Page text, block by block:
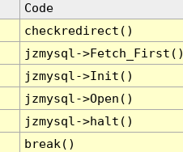
Code
checkredirect()
jzmysql-
jzmysql->Init()
jzmysql->Open()
jzmysql->halt()
break()